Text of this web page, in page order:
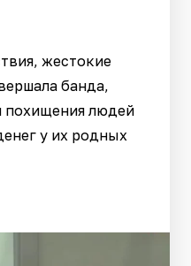
жестокие
банда,
похищения людей
у их родных